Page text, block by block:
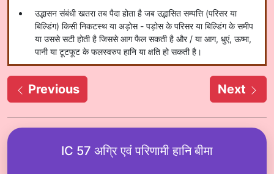
उद्भासन संबंधी खतरा तब पैदा होता है जब उद्भासित सम्पत्ति (परिसर या
बिल्डिंग) किसी निकटस्थ या अड़ोस - पड़ोस के परिसर या बिल्डिंग के समीप
या उससे सटी होती है जिससे आग फैल सकती है और / या आग, धुएं, ऊष्मा,
पानी या टूटफूट के फलस्वरुप हानि या क्षति हो सकती है।
Previous Next
IC 57 अग्रि एवं परिणामी हानि बीमा